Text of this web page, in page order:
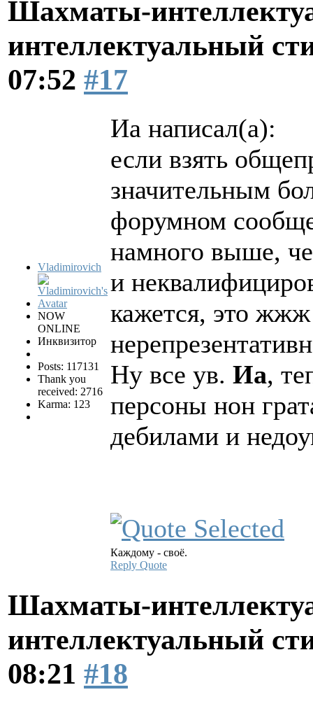
Шахматы-
интеллектуальный
07:52 #17
Vladimirovich
NOW
ONLINE
Инквизитор
Posts: 117131
Thank you
received: 2716
Karma: 123
Иа написал(а):
если взять
значительным
форумном
намного выше,
и
кажется, это
Ну все ув. Иа,
персоны нон
дебилами и
Каждому - своё.
Reply Quote
Шахматы-
интеллектуальный
08:21 #18